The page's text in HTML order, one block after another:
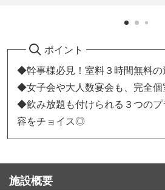
ポイント
◆幹事様必見！室料３時間無料の
◆女子会や大人数宴会も、完全個
◆飲み放題も付けられる３つのプ
容をチョイス◎
施設概要